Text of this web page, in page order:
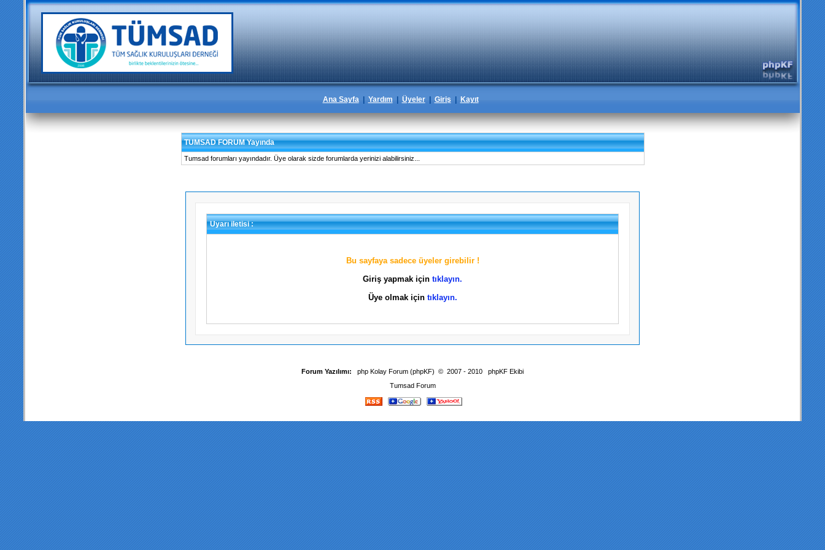
Ana Sayfa| Yardım Üyeler| Giriş Kayıt
TUMSAD FORUM Yayında
Tumsad forumları yayındadır. Üye olarak sizde forumlarda yerinizi alabilirsiniz...
Uyarı iletisi :
Bu sayfaya sadece üyeler girebilir !
Giriş yapmak için tıklayın.
Üye olmak için tıklayın.
Forum Yazılımı: php Kolay Forum (phpKF) © 2007 - 2010 phpKF Ekibi
Tumsad Forum